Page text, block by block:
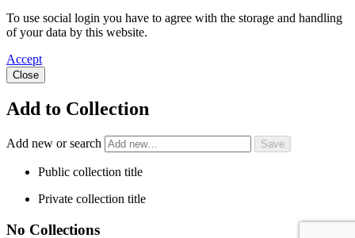
To use social login you have to agree with the storage and handling
of your data by this website.
Accept
Close
Add to Collection
Add new or search
Public collection title
Private collection title
No Collections